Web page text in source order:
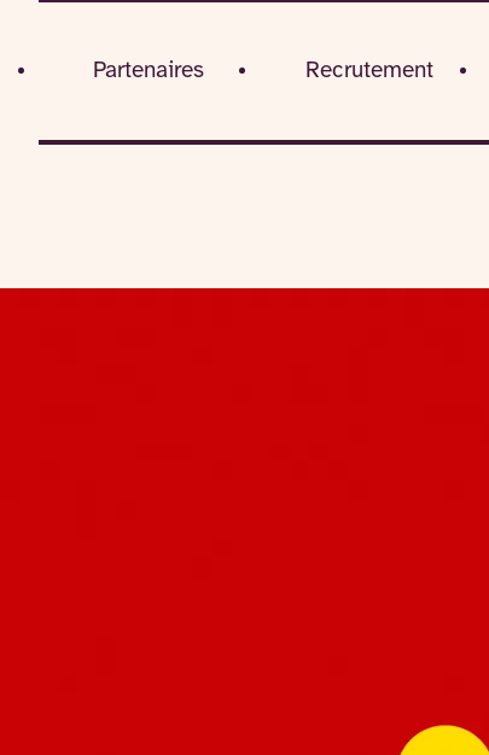
Partenaires Recrutement